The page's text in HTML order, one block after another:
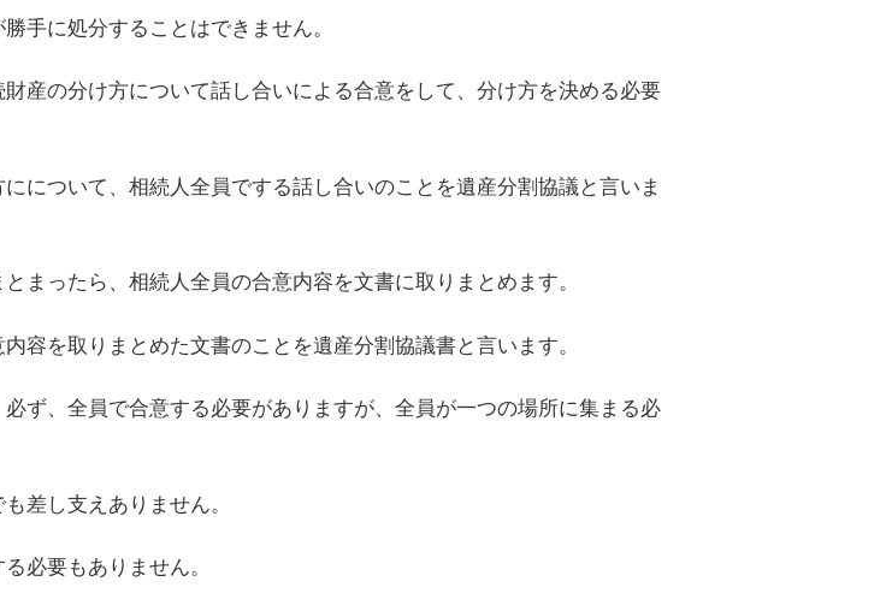
手に処分することはできません。
産の分け方について話し合いによる合意をして、分け方を決める必要
について、相続人全員でする話し合いのことを遺産分割協議と言いま
まったら、相続人全員の合意内容を文書に取りまとめます。
容を取りまとめた文書のことを遺産分割協議書と言います。
ず、全員で合意する必要がありますが、全員が一つの場所に集まる必
差し支えありません。
必要もありません。